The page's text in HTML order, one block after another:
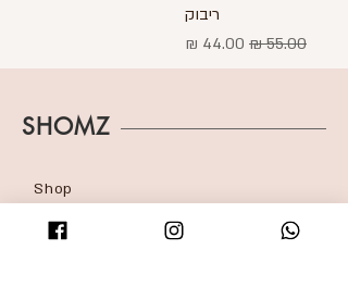
ריבוק
מחיר רגיל מחיר מבצע
SHOMZ
Shop
Blog
Shipping & Returns
FAQ